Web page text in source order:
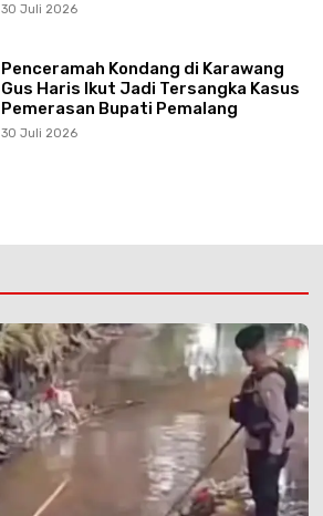
30 Juli 2026
Penceramah Kondang di Karawang
Gus Haris Ikut Jadi Tersangka Kasus
Pemerasan Bupati Pemalang
30 Juli 2026